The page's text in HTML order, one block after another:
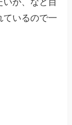
ているので一